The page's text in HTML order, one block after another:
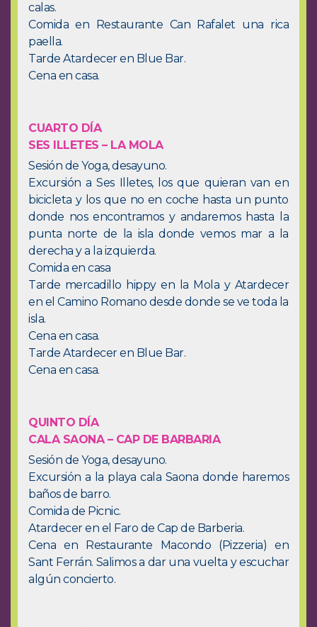
calas.
Comida en Restaurante Can Rafalet una rica
paella.
Tarde Atardecer en Blue Bar.
Cena en casa.
CUARTO DÍA
SES ILLETES – LA MOLA
Sesión de Yoga, desayuno.
Excursión a Ses Illetes, los que quieran van en
bicicleta y los que no en coche hasta un punto
donde nos encontramos y andaremos hasta la
punta norte de la isla donde vemos mar a la
derecha y a la izquierda.
Comida en casa
Tarde mercadillo hippy en la Mola y Atardecer
en el Camino Romano desde donde se ve toda la
isla.
Cena en casa.
Tarde Atardecer en Blue Bar.
Cena en casa.
QUINTO DÍA
CALA SAONA – CAP DE BARBARIA
Sesión de Yoga, desayuno.
Excursión a la playa cala Saona donde haremos
baños de barro.
Comida de Picnic.
Atardecer en el Faro de Cap de Barberia.
Cena en Restaurante Macondo (Pizzeria) en
Sant Ferrán. Salimos a dar una vuelta y escuchar
algún concierto.